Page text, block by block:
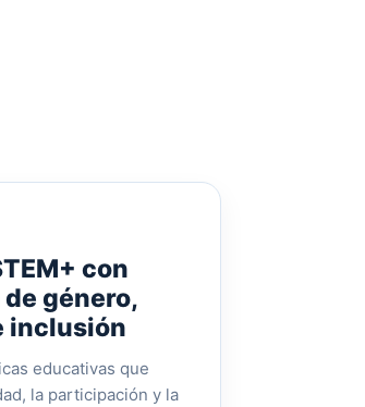
con
género,
inclusión
educativas que
la participación y la